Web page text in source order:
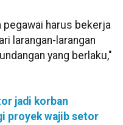
pegawai harus bekerja
larangan-larangan
yang berlaku,"
jadi korban
proyek wajib setor